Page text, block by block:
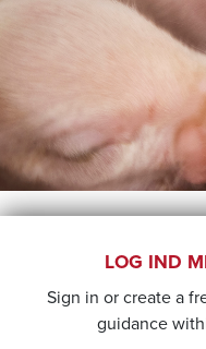
LOG IND
Sign in or create a
guidance